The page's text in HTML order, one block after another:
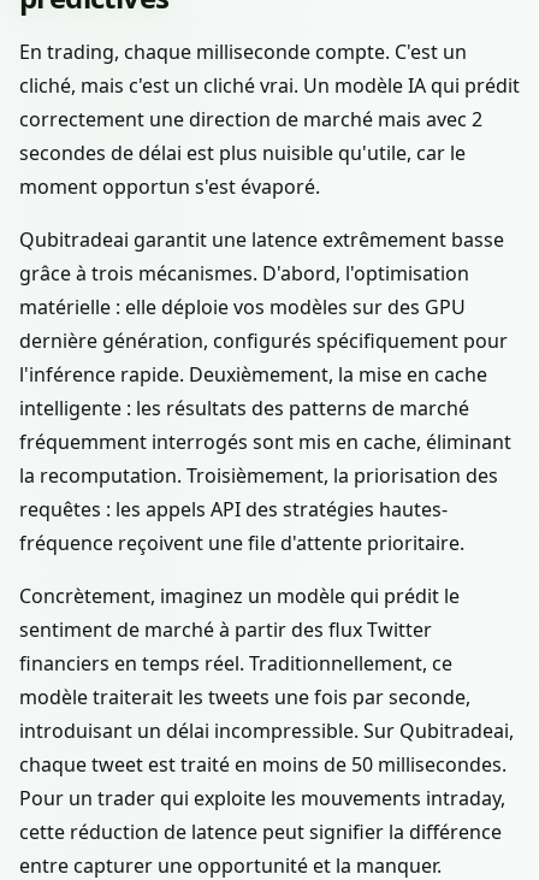
En trading, chaque milliseconde compte. C'est un
cliché, mais c'est un cliché vrai. Un modèle IA qui prédit
correctement une direction de marché mais avec 2
secondes de délai est plus nuisible qu'utile, car le
moment opportun s'est évaporé.
Qubitradeai garantit une latence extrêmement basse
grâce à trois mécanismes. D'abord, l'optimisation
matérielle : elle déploie vos modèles sur des GPU
dernière génération, configurés spécifiquement pour
l'inférence rapide. Deuxièmement, la mise en cache
intelligente : les résultats des patterns de marché
fréquemment interrogés sont mis en cache, éliminant
la recomputation. Troisièmement, la priorisation des
requêtes : les appels API des stratégies hautes-
fréquence reçoivent une file d'attente prioritaire.
Concrètement, imaginez un modèle qui prédit le
sentiment de marché à partir des flux Twitter
financiers en temps réel. Traditionnellement, ce
modèle traiterait les tweets une fois par seconde,
introduisant un délai incompressible. Sur Qubitradeai,
chaque tweet est traité en moins de 50 millisecondes.
Pour un trader qui exploite les mouvements intraday,
cette réduction de latence peut signifier la différence
entre capturer une opportunité et la manquer.